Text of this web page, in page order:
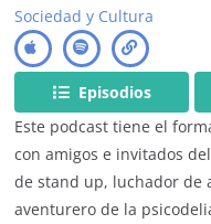
Sociedad y Cultura
Episodios
Este podcast tiene el
con amigos e invitados
de stand up, luchador de
aventurero de la